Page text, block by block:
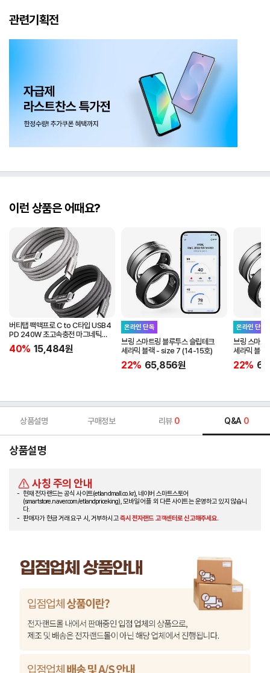
관련기획전
이런 상품은 어때요?
버티탭 팩맥프로 C to C타입 USB4
PD 240W 초고속충전 마그네틱
케이블 1m
40% 15,484원
온라인 단독
브링 스마트링 블루투스 슬립테크
세라믹 블랙 - size 7 (14-15호)
22% 65,856원
온라인 단독
브링 스마트
세라믹 블
22%
상품설명 구매정보 리뷰 0 Q&A 0
상품설명
사칭 주의 안내
현재 전자랜드는 공식 사이트(etlandmall.co.kr), 네이버 스마트스토어
(smartstore.naver.com/etlandpriceking), 모바일 어플 외 다른 사이트는 운영하고 있지 않습니
다.
판매자가 현금 거래 요구 시, 거부하시고즉시 전자랜드 고객센터로 신고해주세요.